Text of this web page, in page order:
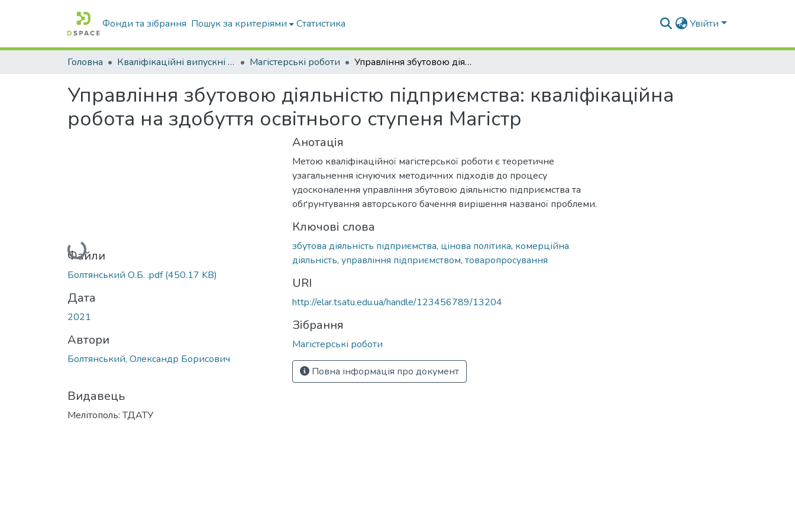
Фонди та зібрання Пошук за критеріями Статистика Увійти
Головна Кваліфікаційні випускні роботи бакалаврів і магістрів Магістерські роботи Управління збутовою діяльністю підприємства: кваліфікаційна робота на здобуття освітнього ступеня Магістр
Управління збутовою діяльністю підприємства: кваліфікаційна
робота на здобуття освітнього ступеня Магістр
Вантажиться...
Файли
Болтянський О.Б. .pdf(450.17 KB)
Дата
2021
Автори
Болтянський, Олександр Борисович
Видавець
Мелітополь: ТДАТУ
Анотація
Метою кваліфікаційної магістерської роботи є теоретичне
узагальнення існуючих методичних підходів до процесу
удосконалення управління збутовою діяльністю підприємства та
обґрунтування авторського бачення вирішення названої проблеми.
Ключові слова
збутова діяльність підприємства, цінова політика, комерційна
діяльність, управління підприємством, товаропросування
URI
http://elar.tsatu.edu.ua/handle/123456789/13204
Зібрання
Магістерські роботи
Повна інформація про документ